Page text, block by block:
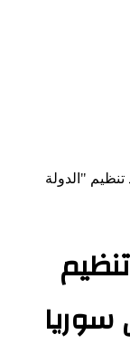
"الدولة
سوريا